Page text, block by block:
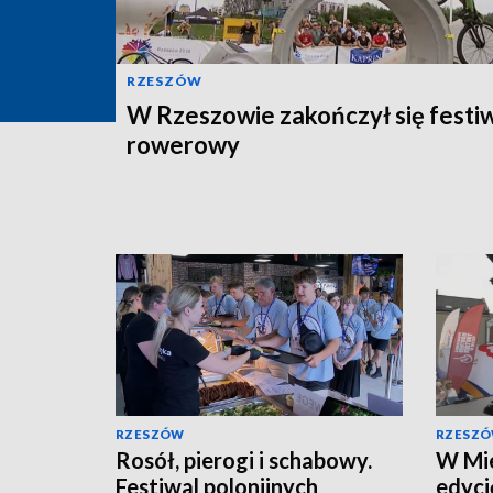
RZESZÓW
W Rzeszowie zakończył się
rowerowy
RZESZÓW
Rosół, pierogi i schabowy.
Festiwal polonijnych
W